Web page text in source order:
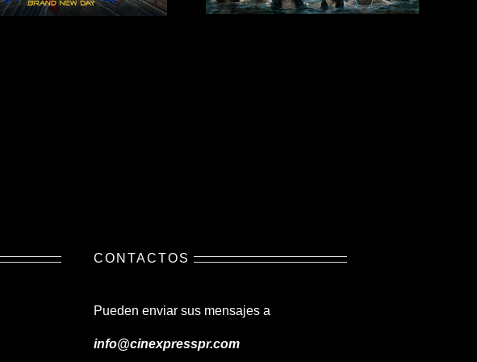
CONTACTOS
Pueden enviar sus mensajes a
info@cinexpresspr.com